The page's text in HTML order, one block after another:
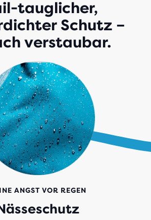
tauglicher,
Schutz –
verstaubar.
ANGST VOR REGEN